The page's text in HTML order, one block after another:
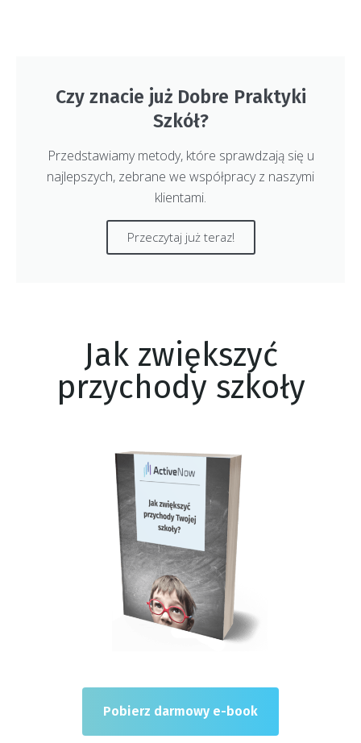
Czy znacie już Dobre Praktyki
Szkół?
Przedstawiamy metody, które sprawdzają się u
najlepszych, zebrane we współpracy z naszymi
klientami.
Przeczytaj już teraz!
Jak zwiększyć
przychody szkoły
Pobierz darmowy e-book